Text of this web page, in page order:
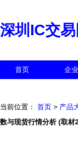
深圳IC交易
首页 企
当前位置： 首页 > 产品
数与现货行情分析 (取